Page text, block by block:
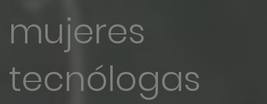
mujeres
tecnólogas